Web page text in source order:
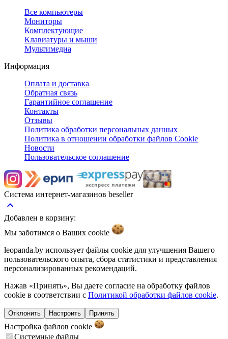
Все компьютеры
Мониторы
Комплектующие
Клавиатуры и мыши
Мультимедиа
Информация
Оплата и доставка
Обратная связь
Гарантийное соглашение
Контакты
Отзывы
Политика обработки персональных данных
Политика в отношении обработки файлов Cookie
Новости
Пользовательское соглашение
Система интернет-магазинов beseller
keyboard_arrow_up
Добавлен в корзину:
Мы заботимся о Ваших cookie
leopanda.by использует файлы cookie для улучшения Вашего
пользовательского опыта, сбора статистики и представления
персонализированных рекомендаций.
Нажав «Принять», Вы даете согласие на обработку файлов
cookie в соответствии с Политикой обработки файлов cookie.
Отклонить Настроить Принять
Настройка файлов cookie
Системные файлы